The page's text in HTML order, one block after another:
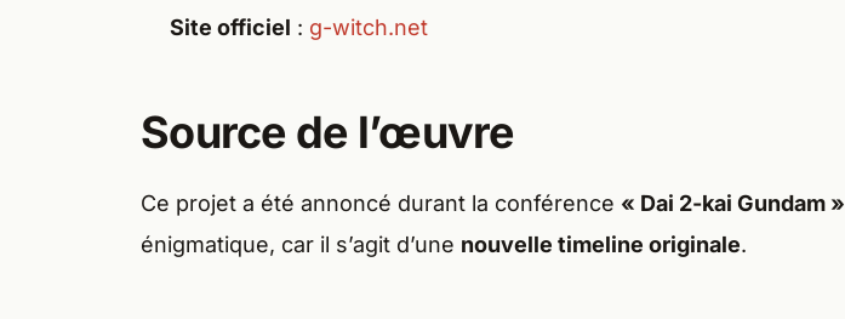
Site officiel : g-witch.net
Source de l’œuvre
Ce projet a été annoncé durant la conférence « Dai 2-kai Gundam »
énigmatique, car il s’agit d’une nouvelle timeline originale.